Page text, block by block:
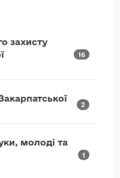
захисту
16
2
молоді та
1